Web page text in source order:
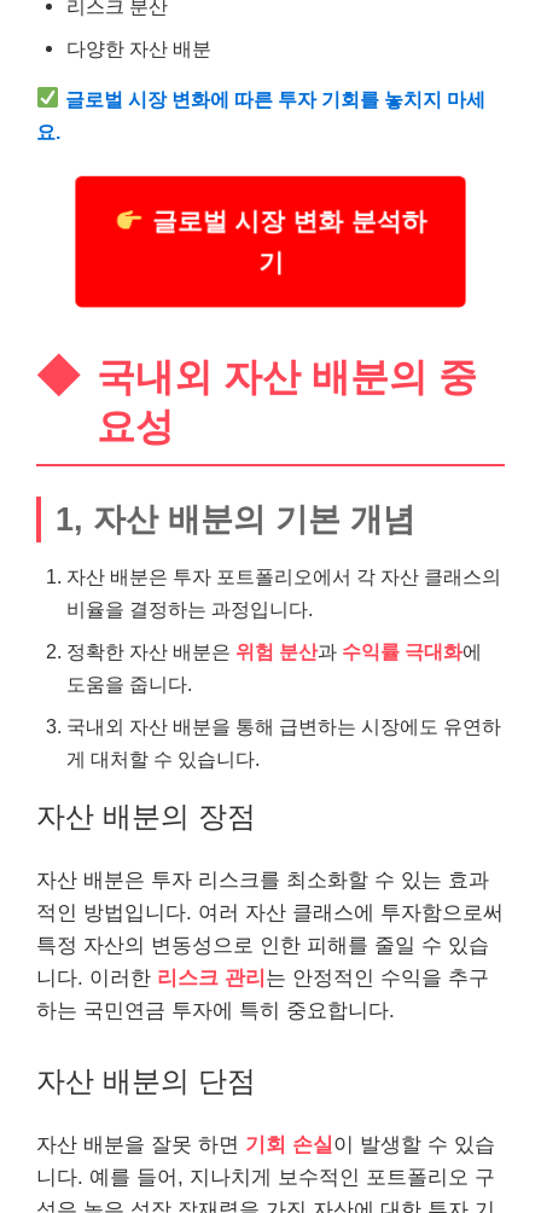
리스크 분산
다양한 자산 배분
글로벌 시장 변화에 따른 투자 기회를 놓치지 마세
요.
글로벌 시장 변화 분석하
기
국내외 자산 배분의 중
요성
1, 자산 배분의 기본 개념
자산 배분은 투자 포트폴리오에서 각 자산 클래스의
비율을 결정하는 과정입니다.
정확한 자산 배분은 위험 분산과 수익률 극대화에
도움을 줍니다.
국내외 자산 배분을 통해 급변하는 시장에도 유연하
게 대처할 수 있습니다.
자산 배분의 장점
자산 배분은 투자 리스크를 최소화할 수 있는 효과
적인 방법입니다. 여러 자산 클래스에 투자함으로써
특정 자산의 변동성으로 인한 피해를 줄일 수 있습
니다. 이러한 리스크 관리 는 안정적인 수익을 추구
하는 국민연금 투자에 특히 중요합니다.
자산 배분의 단점
자산 배분을 잘못 하면 기회 손실 이 발생할 수 있습
니다. 예를 들어, 지나치게 보수적인 포트폴리오 구